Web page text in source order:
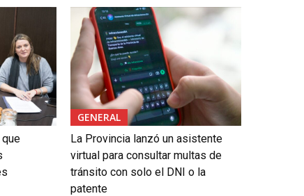
GENERAL
La Provincia lanzó un asistente
virtual para consultar multas de
tránsito con solo el DNI o la
patente